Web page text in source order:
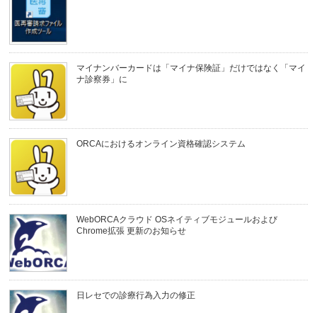
マイナンバーカードは「マイナ保険証」だけではなく「マイ
ナ診察券」に
ORCAにおけるオンライン資格確認システム
WebORCAクラウド OSネイティブモジュールおよび
Chrome拡張 更新のお知らせ
日レセでの診療行為入力の修正